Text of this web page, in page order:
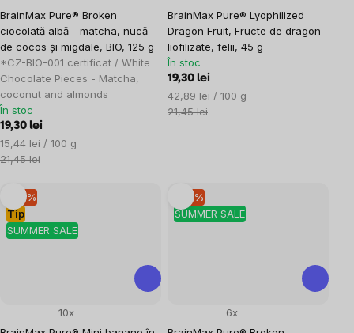
BrainMax Pure® Broken
ciocolată albă - matcha, nucă
de cocos și migdale, BIO, 125 g
*CZ-BIO-001 certificat / White
Chocolate Pieces - Matcha,
coconut and almonds
În stoc
19,30 lei
Evaluare
preţ:
15,44 lei / 100 g
21,45 lei
BrainMax Pure® Lyophilized
Dragon Fruit, Fructe de dragon
liofilizate, felii, 45 g
În stoc
19,30 lei
Evaluare
preţ:
42,89 lei / 100 g
21,45 lei
Tip
SUMMER SALE
–10 %
10x
SUMMER SALE
–10 %
6x